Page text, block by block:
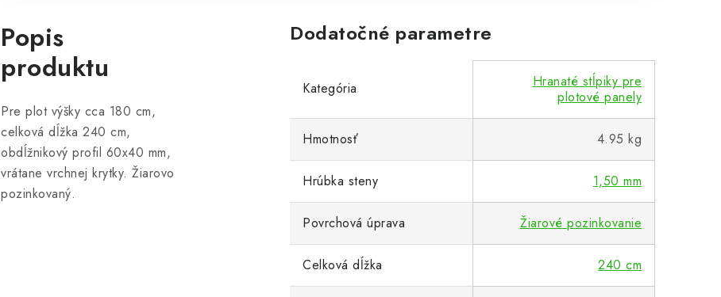
Popis
produktu
Pre plot výšky cca 180 cm,
celková dĺžka 240 cm,
obdĺžnikový profil 60x40 mm,
vrátane vrchnej krytky. Žiarovo
pozinkovaný.
Dodatočné parametre
Kategória
Hranaté stĺpiky pre
plotové panely
Hmotnosť 4.95 kg
Hrúbka steny 1,50 mm
Povrchová úprava Žiarové pozinkovanie
Celková dĺžka 240 cm